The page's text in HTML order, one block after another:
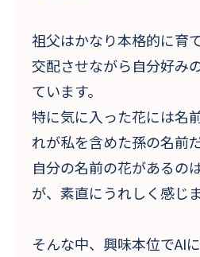
祖父はかなり本格的に育
交配させながら自分好み
ています。
特に気に入った花には名
れが私を含めた孫の名前
自分の名前の花があるの
が、素直にうれしく感じま
そんな中、興味本位でAI